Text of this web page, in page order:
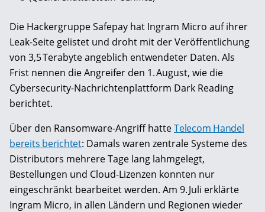
Die Hackergruppe Safepay hat Ingram Micro auf ihrer
Leak-Seite gelistet und droht mit der Veröffentlichung
von 3,5 Terabyte angeblich entwendeter Daten. Als
Frist nennen die Angreifer den 1. August, wie die
Cybersecurity-Nachrichtenplattform Dark Reading
berichtet.
Über den Ransomware-Angriff hatteTelecom Handel
bereits berichtet: Damals waren zentrale Systeme des
Distributors mehrere Tage lang lahmgelegt,
Bestellungen und Cloud-Lizenzen konnten nur
eingeschränkt bearbeitet werden. Am 9. Juli erklärte
Ingram Micro, in allen Ländern und Regionen wieder